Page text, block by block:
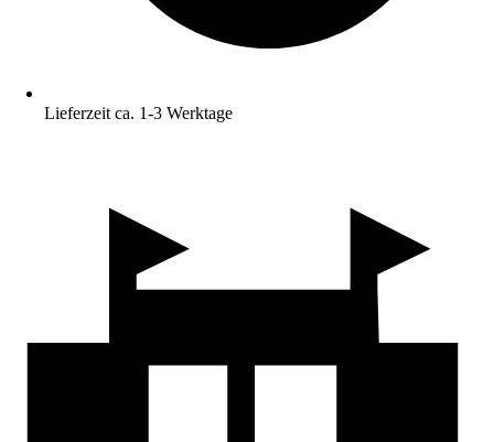
Lieferzeit ca. 1-3 Werktage